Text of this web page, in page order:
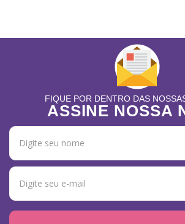
FIQUE POR DENTRO DAS
ASSINE NOSSA